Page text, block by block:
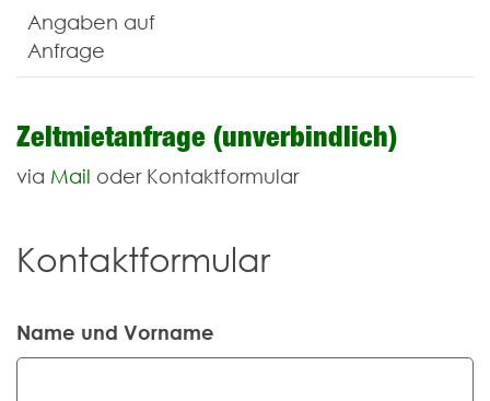
Angaben auf
Anfrage
Zeltmietanfrage (unverbindlich)
via Mail oder Kontaktformular
Kontaktformular
Name und Vorname